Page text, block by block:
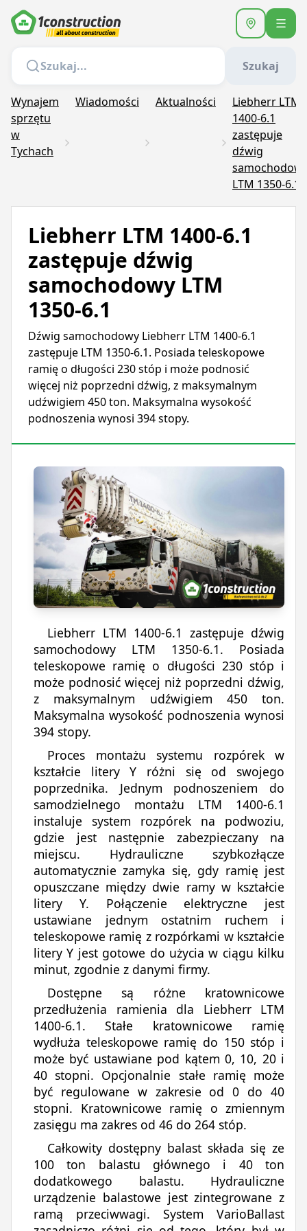
Szukaj
Wynajem
sprzętu
w
Tychach
Wiadomości Aktualności
Liebherr LTM
1400-6.1
zastępuje
dźwig
LTM 1350-6.1
Liebherr LTM 1400-6.1
zastępuje dźwig
samochodowy LTM
1350-6.1
Dźwig samochodowy Liebherr LTM 1400-6.1
zastępuje LTM 1350-6.1. Posiada teleskopowe
ramię o długości 230 stóp i może podnosić
więcej niż poprzedni dźwig, z maksymalnym
udźwigiem 450 ton. Maksymalna wysokość
podnoszenia wynosi 394 stopy.
Liebherr LTM 1400-6.1 zastępuje dźwig
samochodowy LTM 1350-6.1. Posiada
teleskopowe ramię o długości 230 stóp i
może podnosić więcej niż poprzedni dźwig,
z maksymalnym udźwigiem 450 ton.
Maksymalna wysokość podnoszenia wynosi
394 stopy.
Proces montażu systemu rozpórek w
kształcie litery Y różni się od swojego
poprzednika. Jednym podnoszeniem do
samodzielnego montażu LTM 1400-6.1
instaluje system rozpórek na podwoziu,
gdzie jest następnie zabezpieczany na
miejscu. Hydrauliczne szybkozłącze
automatycznie zamyka się, gdy ramię jest
opuszczane między dwie ramy w kształcie
litery Y. Połączenie elektryczne jest
ustawiane jednym ostatnim ruchem i
teleskopowe ramię z rozpórkami w kształcie
litery Y jest gotowe do użycia w ciągu kilku
minut, zgodnie z danymi firmy.
Dostępne są różne kratownicowe
przedłużenia ramienia dla Liebherr LTM
1400-6.1. Stałe kratownicowe ramię
wydłuża teleskopowe ramię do 150 stóp i
może być ustawiane pod kątem 0, 10, 20 i
40 stopni. Opcjonalnie stałe ramię może
być regulowane w zakresie od 0 do 40
stopni. Kratownicowe ramię o zmiennym
zasięgu ma zakres od 46 do 264 stóp.
Całkowity dostępny balast składa się ze
100 ton balastu głównego i 40 ton
dodatkowego balastu. Hydrauliczne
urządzenie balastowe jest zintegrowane z
ramą przeciwwagi. System VarioBallast